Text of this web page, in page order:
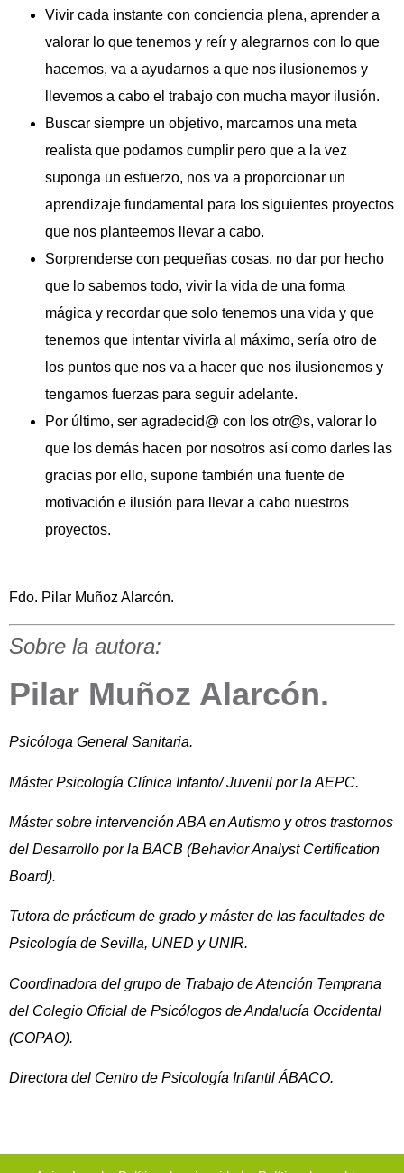
Vivir cada instante con conciencia plena, aprender a
valorar lo que tenemos y reír y alegrarnos con lo que
hacemos, va a ayudarnos a que nos ilusionemos y
llevemos a cabo el trabajo con mucha mayor ilusión.
Buscar siempre un objetivo, marcarnos una meta
realista que podamos cumplir pero que a la vez
suponga un esfuerzo, nos va a proporcionar un
aprendizaje fundamental para los siguientes proyectos
que nos planteemos llevar a cabo.
Sorprenderse con pequeñas cosas, no dar por hecho
que lo sabemos todo, vivir la vida de una forma
mágica y recordar que solo tenemos una vida y que
tenemos que intentar vivirla al máximo, sería otro de
los puntos que nos va a hacer que nos ilusionemos y
tengamos fuerzas para seguir adelante.
Por último, ser agradecid@ con los otr@s, valorar lo
que los demás hacen por nosotros así como darles las
gracias por ello, supone también una fuente de
motivación e ilusión para llevar a cabo nuestros
proyectos.
Fdo. Pilar Muñoz Alarcón.
Sobre la autora:
Pilar Muñoz Alarcón.
Psicóloga General Sanitaria.
Máster Psicología Clínica Infanto/ Juvenil por la AEPC.
Máster sobre intervención ABA en Autismo y otros trastornos
del Desarrollo por la BACB (Behavior Analyst Certification
Board).
Tutora de prácticum de grado y máster de las facultades de
Psicología de Sevilla, UNED y UNIR.
Coordinadora del grupo de Trabajo de Atención Temprana
del Colegio Oficial de Psicólogos de Andalucía Occidental
(COPAO).
Directora del Centro de Psicología Infantil ÁBACO.